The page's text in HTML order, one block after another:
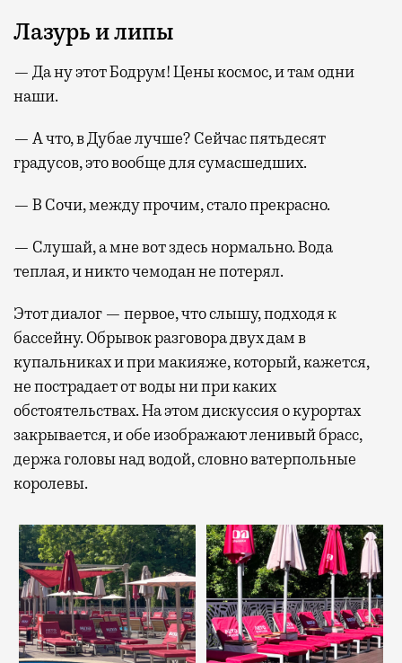
Лазурь и липы
— Да ну этот Бодрум! Цены космос, и там одни
наши.
— А что, в Дубае лучше? Сейчас пятьдесят
градусов, это вообще для сумасшедших.
— В Сочи, между прочим, стало прекрасно.
— Слушай, а мне вот здесь нормально. Вода
теплая, и никто чемодан не потерял.
Этот диалог — первое, что слышу, подходя к
бассейну. Обрывок разговора двух дам в
купальниках и при макияже, который, кажется,
не пострадает от воды ни при каких
обстоятельствах. На этом дискуссия о курортах
закрывается, и обе изображают ленивый брасс,
держа головы над водой, словно ватерпольные
королевы.